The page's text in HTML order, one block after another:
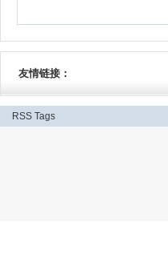
友情链接：
RSS Tags